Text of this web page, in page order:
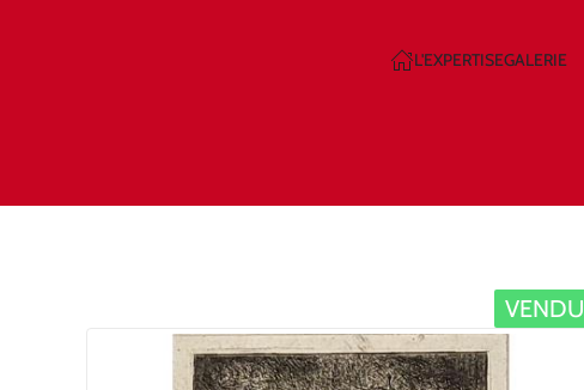
L'EXPERTISEGALERIE
VENDU